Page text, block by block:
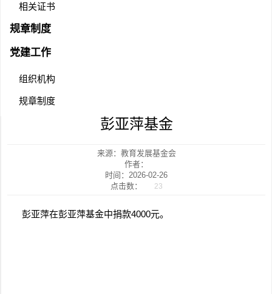
相关证书
规章制度
党建工作
组织机构
规章制度
彭亚萍基金
来源：教育发展基金会
作者：
时间：2026-02-26
点击数：
23
彭亚萍在彭亚萍基金中捐款4000元。